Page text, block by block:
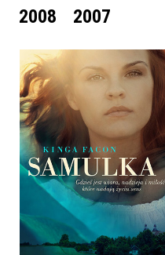
2008
2007
SAMULKA
KINGA FACON
OPRAWA MIĘKKA
32,90 ZŁ